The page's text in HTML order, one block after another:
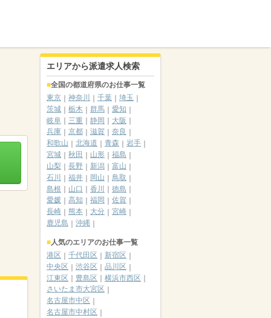
エリアから派遣求人検索
全国の都道府県のお仕事一覧
東京
神奈川 千葉
埼玉
茨城
栃木 群馬
愛知
岐阜
三重 静岡
大阪
兵庫
京都 滋賀
奈良
和歌山
北海道 青森
岩手
宮城
秋田 山形
福島
山梨
長野 新潟
富山
石川
福井 岡山
鳥取
島根
山口 香川
徳島
愛媛
高知 福岡
佐賀
長崎
熊本 大分
宮崎
鹿児島
沖縄
人気のエリアのお仕事一覧
港区
千代田区
新宿区
中央区
渋谷区
品川区
江東区
豊島区
横浜市西区
さいたま市大宮区
名古屋市中区
名古屋市中村区